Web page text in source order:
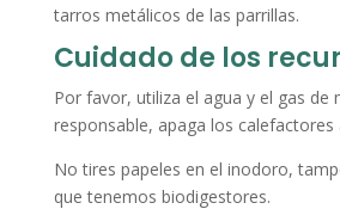
tarros metálicos de las parrillas.
Cuidado de los
Por favor, utiliza el agua y el gas de
responsable, apaga los calefactores
No tires papeles en el inodoro,
que tenemos biodigestores.